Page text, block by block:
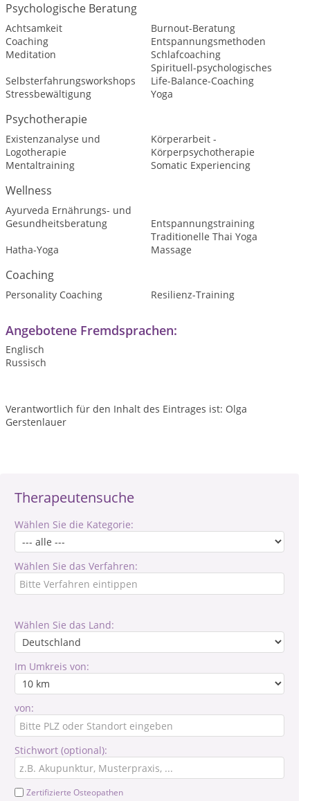
Therapeutensuche
Wählen Sie die Kategorie:
Wählen Sie das Verfahren:
Wählen Sie das Land:
Im Umkreis von:
von:
Stichwort (optional):
Zertifizierte Osteopathen
Psychologische Beratung
Achtsamkeit
Burnout-Beratung
Coaching
Entspannungsmethoden
Meditation
Schlafcoaching
Selbsterfahrungsworkshops
Spirituell-psychologisches
Life-Balance-Coaching
Stressbewältigung
Yoga
Psychotherapie
Existenzanalyse und
Logotherapie
Körperarbeit -
Körperpsychotherapie
Mentaltraining
Somatic Experiencing
Wellness
Ayurveda Ernährungs- und
Gesundheitsberatung
Entspannungstraining
Hatha-Yoga
Traditionelle Thai Yoga
Massage
Coaching
Personality Coaching Resilienz-Training
Angebotene Fremdsprachen:
Englisch
Russisch
Verantwortlich für den Inhalt des Eintrages ist: Olga
Gerstenlauer